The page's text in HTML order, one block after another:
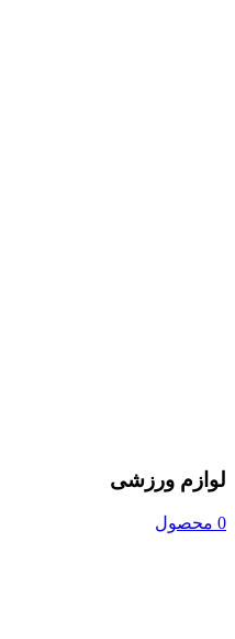
لوازم ورزشی
0 محصول